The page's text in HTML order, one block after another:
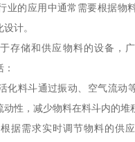
业的应用中通常需要根据物
计。
存储和供应物料的设备，
化料斗通过振动、空气流动
性，减少物料在料斗内的堆
据需求实时调节物料的供